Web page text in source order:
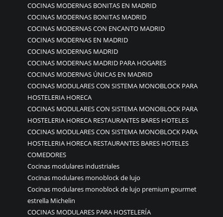
COCINAS MODERNAS BONITAS EN MADRID
COCINAS MODERNAS BONITAS MADRID
COCINAS MODERNAS CON ENCANTO MADRID
COCINAS MODERNAS EN MADRID
COCINAS MODERNAS MADRID
COCINAS MODERNAS MADRID PARA HOGARES
COCINAS MODERNAS ÚNICAS EN MADRID
COCINAS MODULARES CON SISTEMA MONOBLOCK PARA
HOSTELERIA HORECA
COCINAS MODULARES CON SISTEMA MONOBLOCK PARA
HOSTELERIA HORECA RESTAURANTES BARES HOTELES
COCINAS MODULARES CON SISTEMA MONOBLOCK PARA
HOSTELERIA HORECA RESTAURANTES BARES HOTELES
COMEDORES
Cocinas modulares industriales
Cocinas modulares monoblock de lujo
Cocinas modulares monoblock de lujo premium gourmet
estrella Michelin
COCINAS MODULARES PARA HOSTELERÍA